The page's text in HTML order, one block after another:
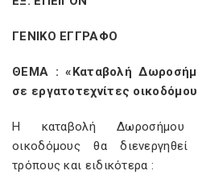
ΓΕΝΙΚΟ ΕΓΓΡΑΦΟ
ΘΕΜΑ : «Καταβολή
σε εργατοτεχνίτες
Η καταβολή Δωροσήμου
οικοδόμους θα
τρόπους και ειδικότερα :